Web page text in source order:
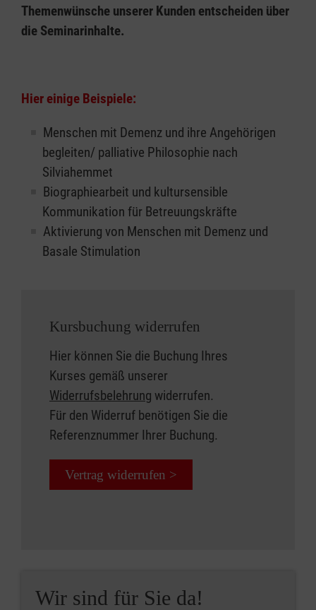
Themenwünsche unserer Kunden entscheiden über
die Seminarinhalte.
Hier einige Beispiele:
Menschen mit Demenz und ihre Angehörigen
begleiten/ palliative Philosophie nach
Silviahemmet
Biographiearbeit und kultursensible
Kommunikation für Betreuungskräfte
Aktivierung von Menschen mit Demenz und
Basale Stimulation
Kursbuchung widerrufen
Hier können Sie die Buchung Ihres
Kurses gemäß unserer
Widerrufsbelehrung widerrufen.
Für den Widerruf benötigen Sie die
Referenznummer Ihrer Buchung.
Vertrag widerrufen >
Wir sind für Sie da!